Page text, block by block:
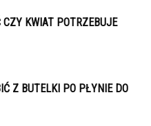
KWIAT POTRZEBUJE
Z BUTELKI PO PŁYNIE DO